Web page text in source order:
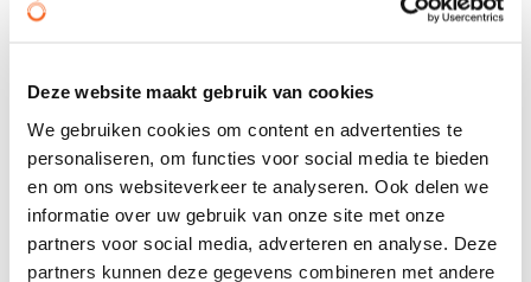
Deze website maakt gebruik van cookies
We gebruiken cookies om content en advertenties te
personaliseren, om functies voor social media te bieden
en om ons websiteverkeer te analyseren. Ook delen we
informatie over uw gebruik van onze site met onze
partners voor social media, adverteren en analyse. Deze
partners kunnen deze gegevens combineren met andere
Wardians® Ecosystem - Bottle small
vanaf € 7,54